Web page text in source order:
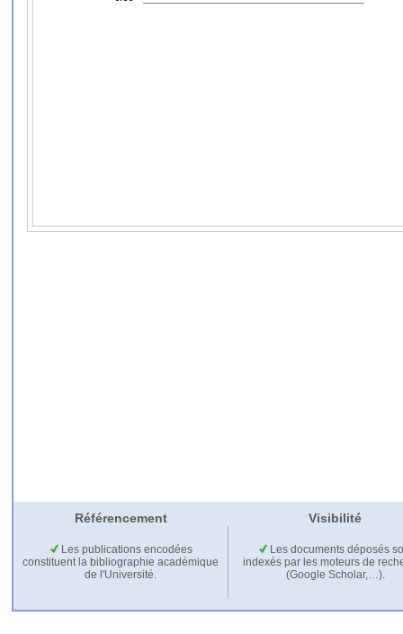
Référencement Visibilité
Les publications encodées
constituent la bibliographie académique
de l'Université.
Les documents déposés
indexés par les moteurs de
(Google Scholar,…).